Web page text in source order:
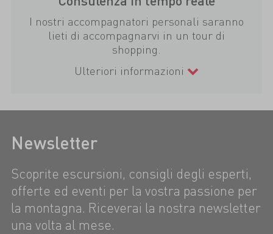
I nostri accompagnatori personali saranno
lieti di accompagnarvi in un tour di
shopping.
Ulteriori informazioni
Newsletter
Scoprite escursioni, consigli degli esperti,
offerte ed eventi per la vostra passione per
la montagna. Riceverai la nostra newsletter
una volta al mese.